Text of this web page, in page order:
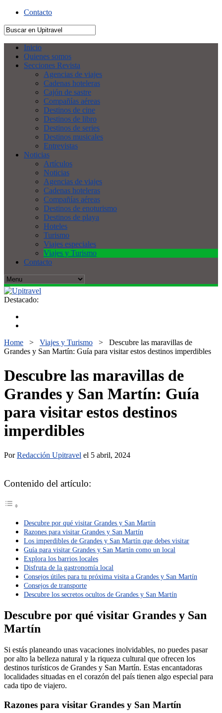
Contacto
Inicio
Quienes somos
Secciones Revista
Agencias de viajes
Cadenas hoteleras
Cajón de sastre
Compañías aéreas
Destinos de cine
Destinos de libro
Destinos de series
Destinos musicales
Entrevistas
Noticias
Artículos
Noticias
Agencias de viajes
Cadenas hoteleras
Compañías aéreas
Destinos de enoturismo
Destinos de playa
Hoteles
Turismo
Viajes especiales
Viajes y Turismo
Contacto
Destacado:
Home > Viajes y Turismo > Descubre las maravillas de
Grandes y San Martín: Guía para visitar estos destinos imperdibles
Descubre las maravillas de
Grandes y San Martín: Guía
para visitar estos destinos
imperdibles
PorRedacción Upitravel el 5 abril, 2024
Contenido del artículo:
Descubre por qué visitar Grandes y San Martín
Razones para visitar Grandes y San Martín
Los imperdibles de Grandes y San Martín que debes visitar
Guía para visitar Grandes y San Martín como un local
Explora los barrios locales
Disfruta de la gastronomía local
Consejos útiles para tu próxima visita a Grandes y San Martín
Consejos de transporte
Descubre los secretos ocultos de Grandes y San Martín
Descubre por qué visitar Grandes y San
Martín
Si estás planeando unas vacaciones inolvidables, no puedes pasar
por alto la belleza natural y la riqueza cultural que ofrecen los
destinos turísticos de Grandes y San Martín. Estas encantadoras
localidades situadas en el corazón del país tienen algo especial para
cada tipo de viajero.
Razones para visitar Grandes y San Martín